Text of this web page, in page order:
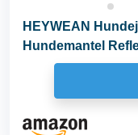
HEYWEAN
Hundemantel
mit weichem...